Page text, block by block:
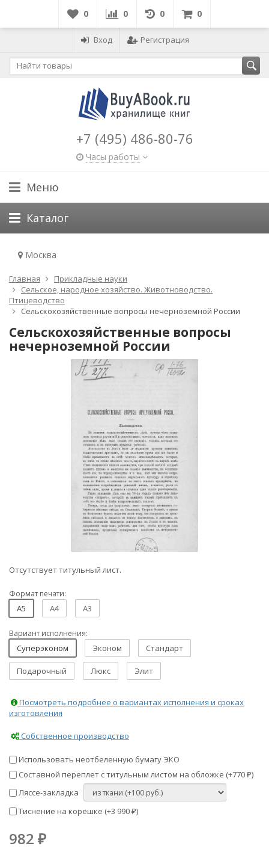
0 0 0 0
Вход Регистрация
+7 (495) 486-80-76
Часы работы
Меню
Каталог
Москва
Главная
Прикладные науки
Сельское, народное хозяйство. Животноводство.
Птицеводство
Сельскохозяйственные вопросы нечерноземной России
Сельскохозяйственные вопросы
нечерноземной России
Отсутствует титульный лист.
Формат печати:
A5 A4 A3
Вариант исполнения:
Суперэконом Эконом Стандарт
Подарочный Люкс Элит
Посмотреть подробнее о вариантах исполнения и сроках
изготовления
Собственное производство
Использовать неотбеленную бумагу ЭКО
Составной переплет с титульным листом на обложке (+770 ₽)
Ляссе-закладка
Тиснение на корешке (+3 990 ₽)
982 ₽